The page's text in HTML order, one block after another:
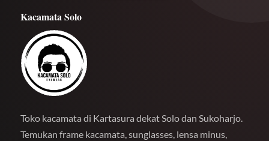
Kacamata Solo
Toko kacamata di Kartasura dekat Solo dan Sukoharjo.
Temukan frame kacamata, sunglasses, lensa minus,